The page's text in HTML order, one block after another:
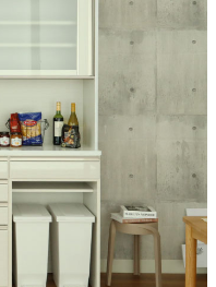
合わせてご注文ください。